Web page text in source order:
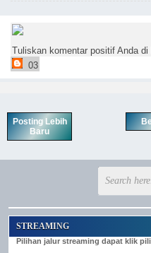
Tuliskan komentar positif Anda di
03
Posting Lebih
Baru
STREAMING
Pilihan jalur streaming dapat klik